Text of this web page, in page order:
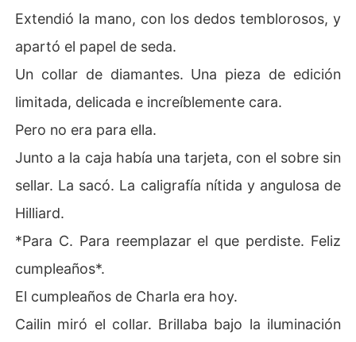
Extendió la mano, con los dedos temblorosos, y
apartó el papel de seda.
Un collar de diamantes. Una pieza de edición
limitada, delicada e increíblemente cara.
Pero no era para ella.
Junto a la caja había una tarjeta, con el sobre sin
sellar. La sacó. La caligrafía nítida y angulosa de
Hilliard.
*Para C. Para reemplazar el que perdiste. Feliz
cumpleaños*.
El cumpleaños de Charla era hoy.
Cailin miró el collar. Brillaba bajo la iluminación